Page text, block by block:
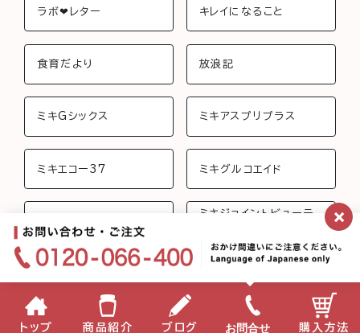
ラボ❤︎レター キレイになること
食育だより 放浪記
ミキGシックス ミキアスプリプラス
ミキエコー37 ミキグルコエイド
ミキジョイントビューテ
ミキフローライフ トリニ
ティ
ミキプロティーン95 ス
みらいげんき
×
トップ 商品紹介 ブログ お問合せ 購入方法